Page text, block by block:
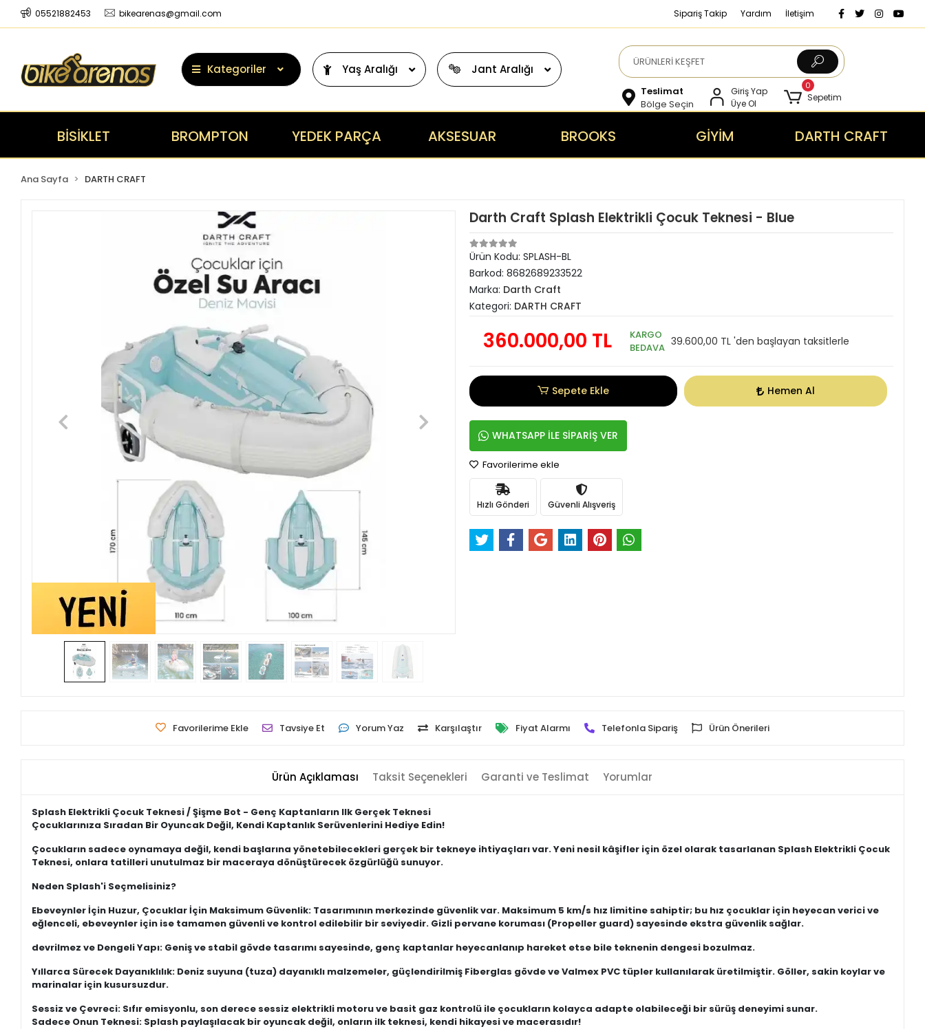
05521882453 bikearenas@gmail.com Sipariş Takip Yardım İletişim
Kategoriler Yaş Aralığı Jant Aralığı
Teslimat
Bölge Seçin
Giriş Yap
Üye Ol
0
Sepetim
BİSİKLET BROMPTON YEDEK PARÇA AKSESUAR BROOKS GİYİM DARTH CRAFT
Ana Sayfa DARTH CRAFT
Darth Craft Splash Elektrikli Çocuk Teknesi - Blue
Ürün Kodu: SPLASH-BL
Barkod: 8682689233522
Marka: Darth Craft
Kategori: DARTH CRAFT
360.000,00 TL
KARGO
BEDAVA 39.600,00 TL 'den başlayan taksitlerle
Sepete Ekle Hemen Al
WHATSAPP İLE SİPARİŞ VER
Favorilerime ekle
Hızlı Gönderi Güvenli Alışveriş
Favorilerime Ekle Tavsiye Et Yorum Yaz Karşılaştır Fiyat Alarmı Telefonla Sipariş Ürün Önerileri
Ürün Açıklaması Taksit Seçenekleri Garanti ve Teslimat Yorumlar
Splash Elektrikli Çocuk Teknesi / Şişme Bot - Genç Kaptanların Ilk Gerçek Teknesi
Çocuklarınıza Sıradan Bir Oyuncak Değil, Kendi Kaptanlık Serüvenlerini Hediye Edin!
Çocukların sadece oynamaya değil, kendi başlarına yönetebilecekleri gerçek bir tekneye ihtiyaçları var. Yeni nesil kâşifler için özel olarak tasarlanan Splash Elektrikli Çocuk
Teknesi, onlara tatilleri unutulmaz bir maceraya dönüştürecek özgürlüğü sunuyor.
Neden Splash'i Seçmelisiniz?
Ebeveynler İçin Huzur, Çocuklar İçin Maksimum Güvenlik: Tasarımının merkezinde güvenlik var. Maksimum 5 km/s hız limitine sahiptir; bu hız çocuklar için heyecan verici ve
eğlenceli, ebeveynler için ise tamamen güvenli ve kontrol edilebilir bir seviyedir. Gizli pervane koruması (Propeller guard) sayesinde ekstra güvenlik sağlar.
devrilmez ve Dengeli Yapı: Geniş ve stabil gövde tasarımı sayesinde, genç kaptanlar heyecanlanıp hareket etse bile teknenin dengesi bozulmaz.
Yıllarca Sürecek Dayanıklılık: Deniz suyuna (tuza) dayanıklı malzemeler, güçlendirilmiş Fiberglas gövde ve Valmex PVC tüpler kullanılarak üretilmiştir. Göller, sakin koylar ve
marinalar için kusursuzdur.
Sessiz ve Çevreci: Sıfır emisyonlu, son derece sessiz elektrikli motoru ve basit gaz kontrolü ile çocukların kolayca adapte olabileceği bir sürüş deneyimi sunar.
Sadece Onun Teknesi: Splash paylaşılacak bir oyuncak değil, onların ilk teknesi, kendi hikayesi ve macerasıdır!